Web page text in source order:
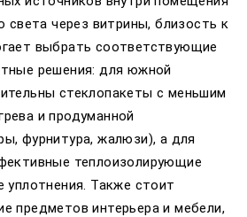
света через витрины, близость к
выбрать соответствующие
решения: для южной
стеклопакеты с меньшим
и продуманной
фурнитура, жалюзи), а для
теплоизолирующие
уплотнения. Также стоит
предметов интерьера и мебели,